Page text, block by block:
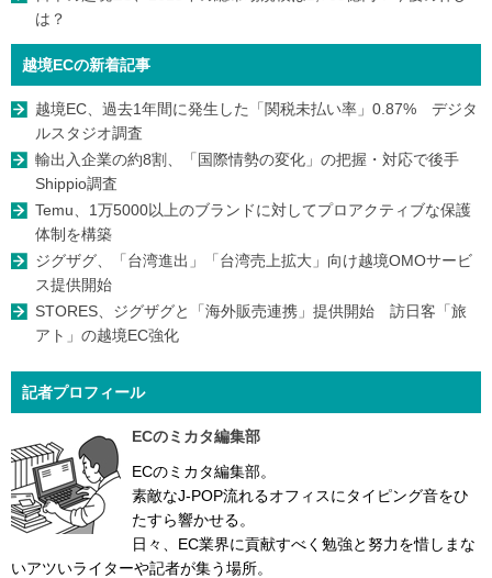
は？
越境ECの新着記事
越境EC、過去1年間に発生した「関税未払い率」0.87% デジタ
ルスタジオ調査
輸出入企業の約8割、「国際情勢の変化」の把握・対応で後手
Shippio調査
Temu、1万5000以上のブランドに対してプロアクティブな保護
体制を構築
ジグザグ、「台湾進出」「台湾売上拡大」向け越境OMOサービ
ス提供開始
STORES、ジグザグと「海外販売連携」提供開始 訪日客「旅
アト」の越境EC強化
記者プロフィール
ECのミカタ編集部
ECのミカタ編集部。
素敵なJ-POP流れるオフィスにタイピング音をひ
たすら響かせる。
日々、EC業界に貢献すべく勉強と努力を惜しまな
いアツいライターや記者が集う場所。